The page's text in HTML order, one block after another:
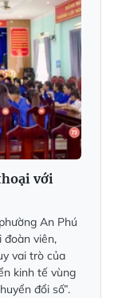
với
An Phú
đoàn viên,
vai trò của
kinh tế vùng
đổi số”.